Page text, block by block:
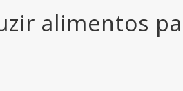
alimentos